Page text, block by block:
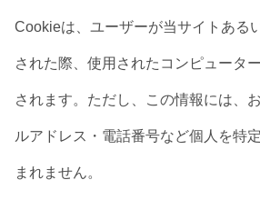
Cookieは、ユーザーが当サイトある
された際、使用されたコンピュータ
されます。ただし、この情報には、
ルアドレス・電話番号など個人を特
まれません。